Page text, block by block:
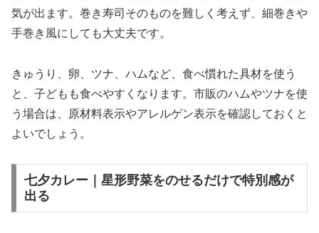
気が出ます。巻き寿司そのものを難しく考えず、細巻きや
手巻き風にしても大丈夫です。
きゅうり、卵、ツナ、ハムなど、食べ慣れた具材を使う
と、子どもも食べやすくなります。市販のハムやツナを使
う場合は、原材料表示やアレルゲン表示を確認しておくと
よいでしょう。
七夕カレー｜星形野菜をのせるだけで特別感が
出る